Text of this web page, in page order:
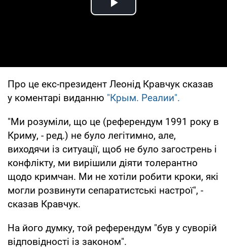
Play Video
Про це екс-президент Леонід Кравчук сказав
у коментарі виданню "Крым. Реалии".
"Ми розуміли, що це (референдум 1991 року в
Криму, - ред.) не було легітимно, але,
виходячи із ситуації, щоб не було загострень і
конфлікту, ми вирішили діяти толерантно
щодо кримчан. Ми не хотіли робити кроки, які
могли розвинути сепаратистські настрої", -
сказав Кравчук.
На його думку, той референдум "був у суворій
відповідності із законом".